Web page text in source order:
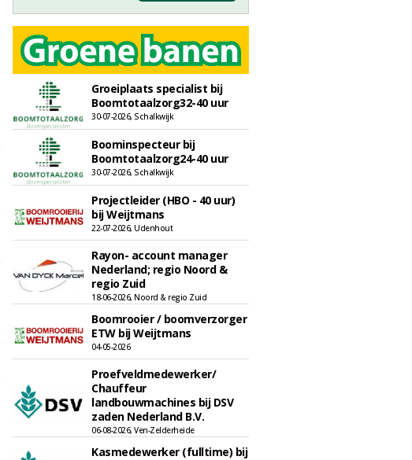
Groeiplaats specialist bij
Boomtotaalzorg32-40 uur
30-07-2026, Schalkwijk
Boominspecteur bij
Boomtotaalzorg24-40 uur
30-07-2026, Schalkwijk
Projectleider (HBO - 40 uur)
bij Weijtmans
22-07-2026, Udenhout
Rayon- account manager
Nederland; regio Noord &
regio Zuid
18-06-2026, Noord & regio Zuid
Boomrooier / boomverzorger
ETW bij Weijtmans
04-05-2026
Proefveldmedewerker/
Chauffeur
landbouwmachines bij DSV
zaden Nederland B.V.
06-08-2026, Ven-Zelderheide
Kasmedewerker (fulltime) bij